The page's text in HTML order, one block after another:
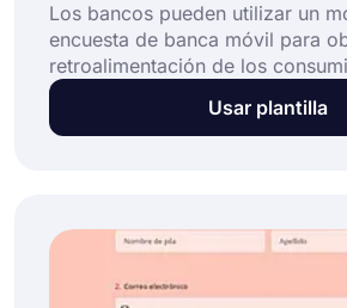
Los bancos pueden utilizar un
encuesta de banca móvil para
retroalimentación de los
sus experiencias con
móvil. Este modelo de encuesta
Usar plantilla